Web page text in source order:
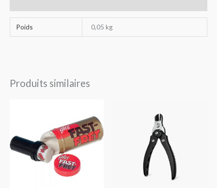
Poids 0,05 kg
Produits similaires